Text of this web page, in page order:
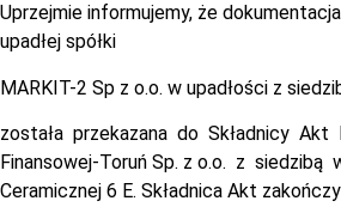
Uprzejmie informujemy, że
upadłej spółki
MARKIT-2 Sp z o.o. w upadłości z
została przekazana do Składnicy Akt
Finansowej-Toruń Sp. z o.o. z siedzibą
Ceramicznej 6 E. Składnica Akt